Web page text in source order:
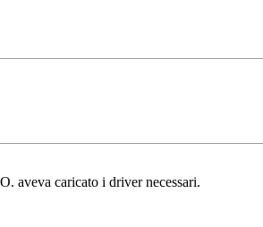
aveva caricato i driver necessari.